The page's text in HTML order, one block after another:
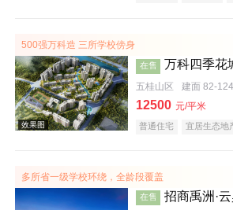
效果图
500强万科造 三所学校傍身
在售 万科四季花
五桂山区 建面 82-
12500 元/平米
普通住宅 宜居生态地
多所省一级学校环绕，全龄段覆盖
在售 招商禹洲·